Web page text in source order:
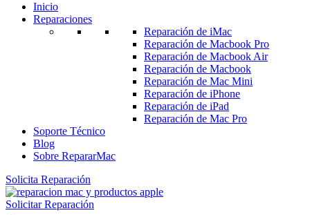
Inicio
Reparaciones
Reparación de iMac
Reparación de Macbook Pro
Reparación de Macbook Air
Reparación de Macbook
Reparación de Mac Mini
Reparación de iPhone
Reparación de iPad
Reparación de Mac Pro
Soporte Técnico
Blog
Sobre RepararMac
Solicita Reparación
Solicitar Reparación